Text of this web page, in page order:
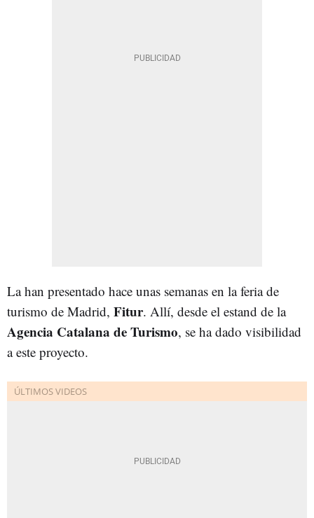
La han presentado hace unas semanas en la feria de
turismo de Madrid, Fitur. Allí, desde el estand de la
Agencia Catalana de Turismo, se ha dado visibilidad
a este proyecto.